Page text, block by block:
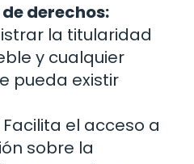
derechos:
la titularidad
y cualquier
pueda existir
Facilita el acceso a
sobre la